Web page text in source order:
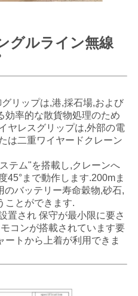
グルライン無線
リップは,港,採石場,および
効率的な散貨物処理のため
ヤレスグリップは,外部の電
は二重ワイヤードクレーン
テム"を搭載し,クレーンへ
45°まで動作します.200mま
のバッテリー寿命穀物,砂石,
ことができます.
置され 保守が最小限に要さ
コンが搭載されています要
トから上着が利用できま